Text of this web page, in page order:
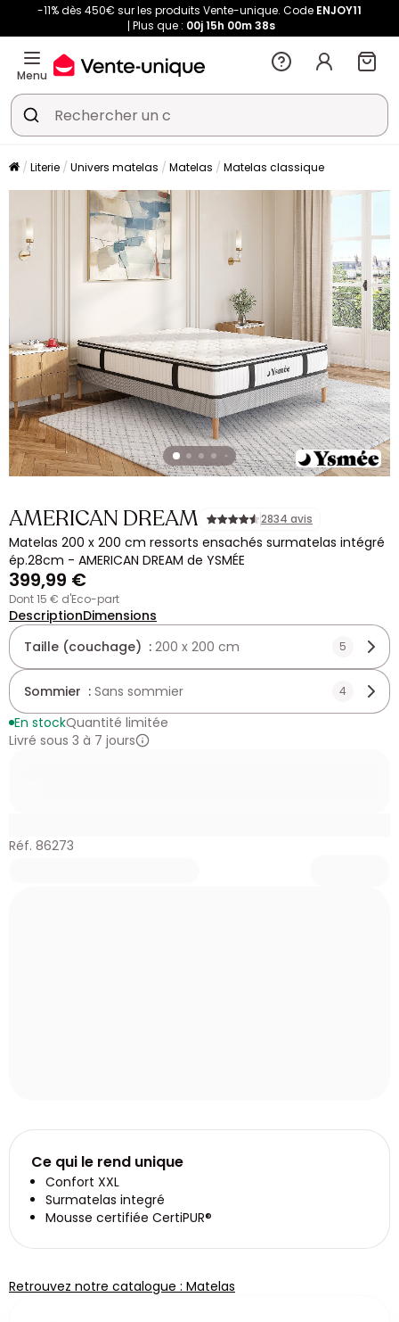
-11% dès 450€ sur les produits Vente-unique. Code ENJOY11
Plus que : 00j 15h 00m 38s
Menu
Literie Univers matelas Matelas Matelas classique
AMERICAN DREAM 2834 avis
Matelas 200 x 200 cm ressorts ensachés surmatelas intégré
ép.28cm - AMERICAN DREAM de YSMÉE
399,99 €
dont 15 € d'Eco-part
DescriptionDimensions
Taille (couchage) : 200 x 200 cm 5
Sommier : Sans sommier 4
En stockQuantité limitée
Livré sous 3 à 7 jours
Réf. 86273
Ce qui le rend unique
Confort XXL
Surmatelas integré
Mousse certifiée CertiPUR®
Retrouvez notre catalogue : Matelas